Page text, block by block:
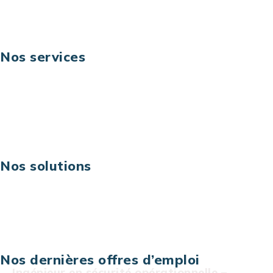
Nos services
Nos solutions
Nos dernières offres d’emploi